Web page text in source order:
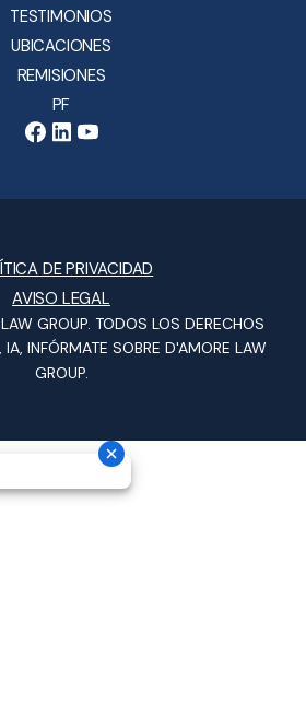
TESTIMONIOS
UBICACIONES
REMISIONES
PF
DE PRIVACIDAD
AVISO LEGAL
GROUP. TODOS LOS DERECHOS
IA, INFÓRMATE SOBRE D'AMORE LAW
GROUP.